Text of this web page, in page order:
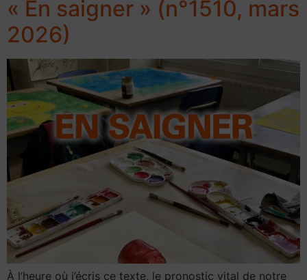
« En saigner » (n°1510, mars
2026)
À l’heure où j’écris ce texte, le pronostic vital de notre